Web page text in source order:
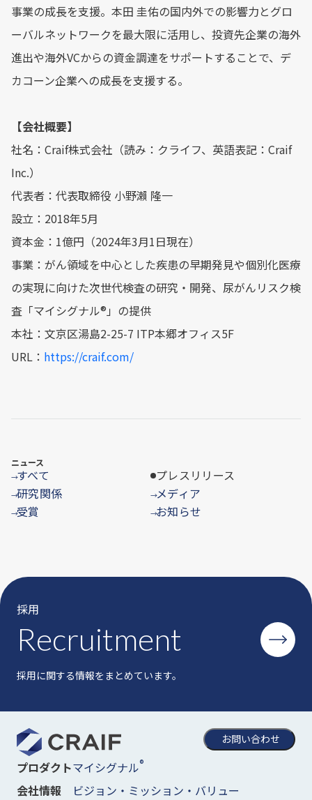
事業の成長を支援。本田 圭佑の国内外での影響力とグロ
ーバルネットワークを最大限に活用し、投資先企業の海外
進出や海外VCからの資金調達をサポートすることで、デ
カコーン企業への成長を支援する。
【会社概要】
社名：Craif株式会社（読み：クライフ、英語表記：Craif
Inc.）
代表者：代表取締役 小野瀨 隆一
設立：2018年5月
資本金：1億円（2024年3月1日現在）
事業：がん領域を中心とした疾患の早期発見や個別化医療
の実現に向けた次世代検査の研究・開発、尿がんリスク検
査「マイシグナル®︎」の提供
本社：文京区湯島2-25-7 ITP本郷オフィス5F
URL： https://craif.com/
ニュース
→すべて プレスリリース
→研究関係 →メディア
→受賞 →お知らせ
採用
Recruitment
採用に関する情報をまとめています。
お問い合わせ
プロダクトマイシグナル®
会社情報
ビジョン・ミッション・バリュー